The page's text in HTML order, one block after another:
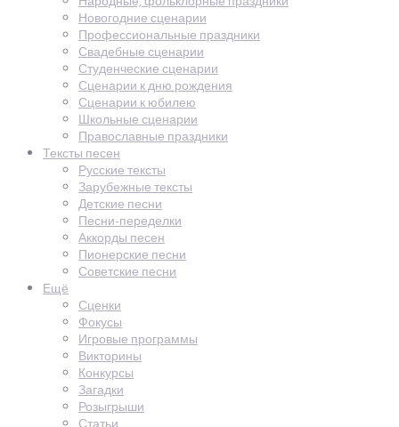
Новогодние сценарии
Профессиональные праздники
Свадебные сценарии
Студенческие сценарии
Сценарии к дню рождения
Сценарии к юбилею
Школьные сценарии
Православные праздники
Тексты песен
Русские тексты
Зарубежные тексты
Детские песни
Песни-переделки
Аккорды песен
Пионерские песни
Советские песни
Ещё
Сценки
Фокусы
Игровые программы
Викторины
Конкурсы
Загадки
Розыгрыши